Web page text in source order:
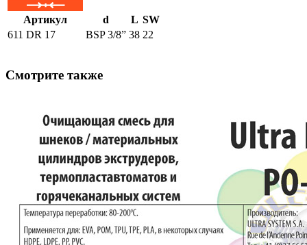
Артикул d L SW
611 DR 17
BSP 3/8” 38 22
Смотрите также